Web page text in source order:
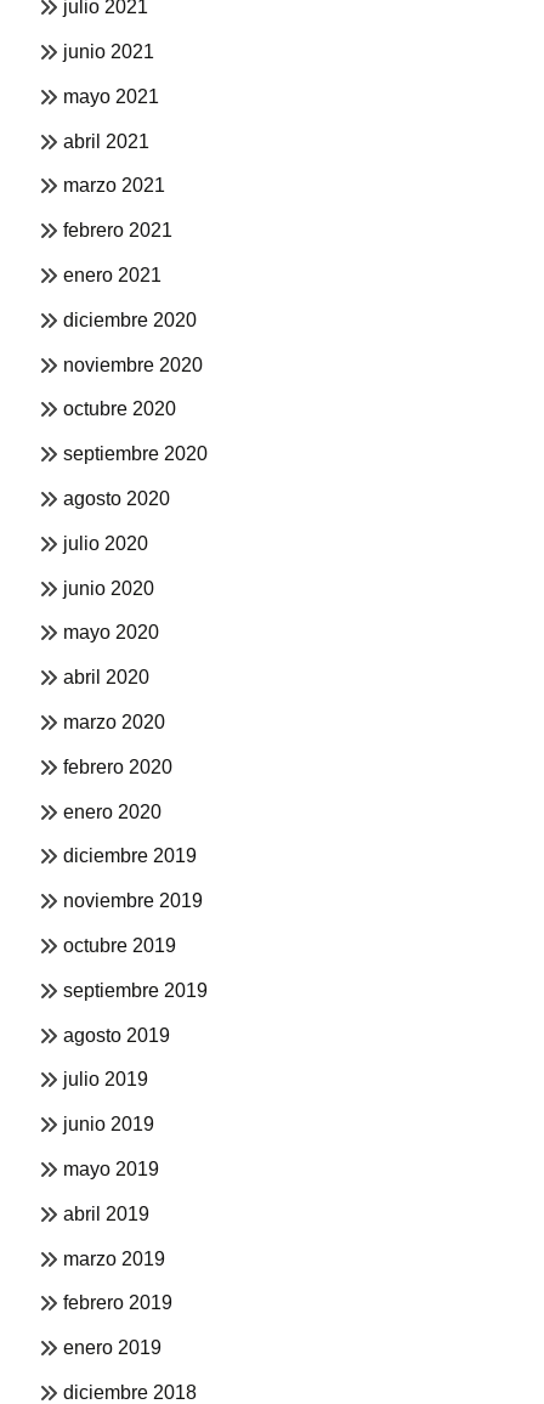
julio 2021
junio 2021
mayo 2021
abril 2021
marzo 2021
febrero 2021
enero 2021
diciembre 2020
noviembre 2020
octubre 2020
septiembre 2020
agosto 2020
julio 2020
junio 2020
mayo 2020
abril 2020
marzo 2020
febrero 2020
enero 2020
diciembre 2019
noviembre 2019
octubre 2019
septiembre 2019
agosto 2019
julio 2019
junio 2019
mayo 2019
abril 2019
marzo 2019
febrero 2019
enero 2019
diciembre 2018